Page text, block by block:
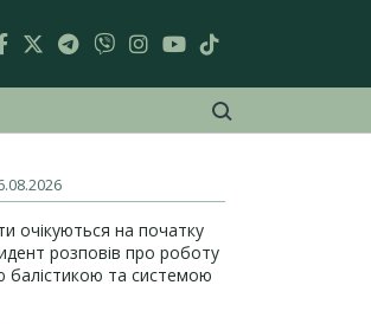
очікуються на початку
розповів про роботу
балістикою та системою